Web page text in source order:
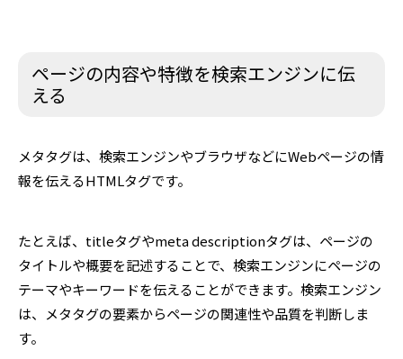
ページの内容や特徴を検索エンジンに伝
える
メタタグは、検索エンジンやブラウザなどにWebページの情
報を伝えるHTMLタグです。
たとえば、titleタグやmeta descriptionタグは、ページの
タイトルや概要を記述することで、検索エンジンにページの
テーマやキーワードを伝えることができます。検索エンジン
は、メタタグの要素からページの関連性や品質を判断しま
す。